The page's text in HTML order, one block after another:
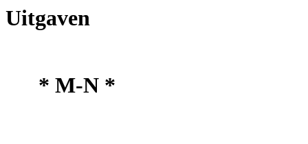
Uitgaven
* M-N *